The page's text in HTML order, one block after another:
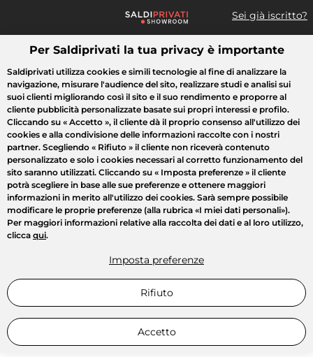
Sei già iscritto?
Cosa cerchi?
Tutte le vendite Moda Casa Bellezza Elettrodomestici
Per Saldiprivati la tua privacy è importante
Saldiprivati utilizza cookies e simili tecnologie al fine di analizzare la
navigazione, misurare l'audience del sito, realizzare studi e analisi sui
suoi clienti migliorando così il sito e il suo rendimento e proporre al
cliente pubblicità personalizzate basate sui propri interessi e profilo.
Cliccando su « Accetto », il cliente dà il proprio consenso all'utilizzo dei
cookies e alla condivisione delle informazioni raccolte con i nostri
partner. Scegliendo « Rifiuto » il cliente non riceverà contenuto
personalizzato e solo i cookies necessari al corretto funzionamento del
sito saranno utilizzati. Cliccando su « Imposta preferenze » il cliente
potrà scegliere in base alle sue preferenze e ottenere maggiori
informazioni in merito all'utilizzo dei cookies. Sarà sempre possibile
modificare le proprie preferenze (alla rubrica «I miei dati personali»).
Per maggiori informazioni relative alla raccolta dei dati e al loro utilizzo,
clicca qui.
Imposta preferenze
Rifiuto
Accetto